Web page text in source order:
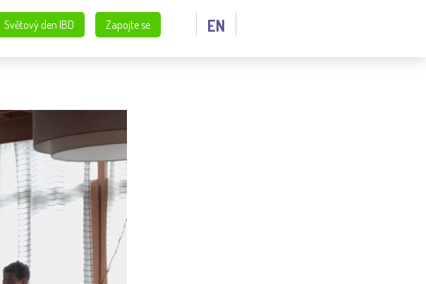
EN
Zapojte se
Světový den IBD